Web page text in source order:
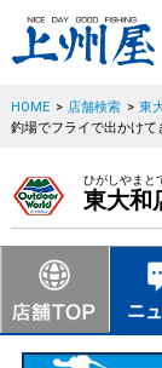
HOME > 店舗検索 > 東
釣場でフライで出かけて
ひがしやまと
東大和